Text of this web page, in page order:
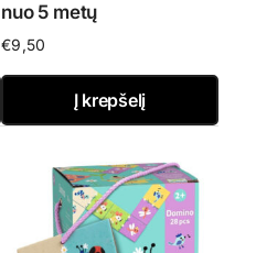
nuo 5 metų
€9,50
Į krepšelį